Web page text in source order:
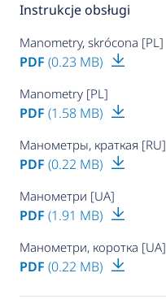
Instrukcje obsługi
Manometry, skrócona [PL]
PDF (0.23 MB)
Manometry [PL]
PDF (1.58 MB)
Манометры, краткая [RU]
PDF (0.22 MB)
Манометри [UA]
PDF (1.91 MB)
Манометри, коротка [UA]
PDF (0.22 MB)